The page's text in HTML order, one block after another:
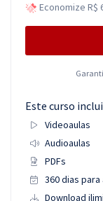
Economize R$
Este curso
Videoaulas
Audioaulas
PDFs
360 dias
Download